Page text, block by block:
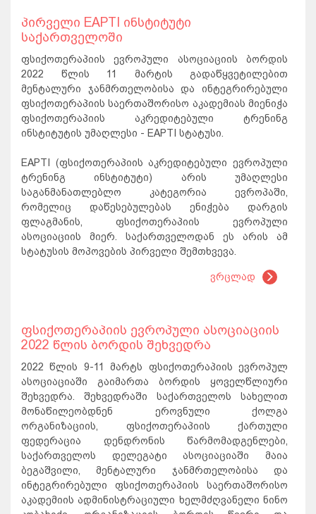
პირველი EAPTI ინსტიტუტი
საქართველოში
ფსიქოთერაპიის ევროპული ასოციაციის ბორდის
2022 წლის 11 მარტის გადაწყვეტილებით
მენტალური ჯანმრთელობისა და ინტეგრირებული
ფსიქოთერაპიის საერთაშორისო აკადემიას მიენიჭა
ფსიქოთერაპიის აკრედიტებული ტრენინგ
ინსტიტუტის უმაღლესი - EAPTI სტატუსი.
EAPTI (ფსიქოთერაპიის აკრედიტებული ევროპული
ტრენინგ ინსტიტუტი) არის უმაღლესი
საგანმანათლებლო კატეგორია ევროპაში,
რომელიც დაწესებულებას ენიჭება დარგის
ფლაგმანის, ფსიქოთერაპიის ევროპული
ასოციაციის მიერ. საქართველოდან ეს არის ამ
სტატუსის მოპოვების პირველი შემთხვევა.
ვრცლად
ფსიქოთერაპიის ევროპული ასოციაციის
2022 წლის ბორდის შეხვედრა
2022 წლის 9-11 მარტს ფსიქოთერაპიის ევროპულ
ასოციაციაში გაიმართა ბორდის ყოველწლიური
შეხვედრა. შეხვედრაში საქართველოს სახელით
მონაწილეობდნენ ეროვნული ქოლგა
ორგანიზაციის, ფსიქოთერაპიის ქართული
ფედერაცია დენდრონის წარმომადგენლები,
საქართველოს დელეგატი ასოციაციაში მაია
ბეგაშვილი, მენტალური ჯანმრთელობისა და
ინტეგრირებული ფსიქოთერაპიის საერთაშორისო
აკადემიის ადმინისტრაციული ხელმძღვანელი ნინო